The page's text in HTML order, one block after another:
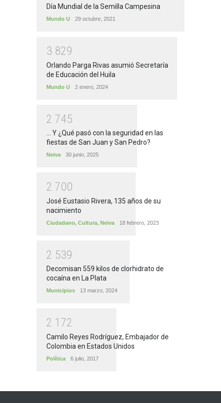
Día Mundial de la Semilla Campesina
Mundo U 29 octubre, 2021
3 829
Orlando Parga Rivas asumió Secretaría
de Educación del Huila
Mundo U 2 enero, 2024
2 745
... Y ¿Qué pasó con la seguridad en las
fiestas de San Juan y San Pedro?
Neiva 30 junio, 2025
2 700
José Eustasio Rivera, 135 años de su
nacimiento
Ciudadano, Cultura, Neiva 18 febrero, 2023
2 539
Decomisan 559 kilos de clorhidrato de
cocaína en La Plata
Municipios 13 marzo, 2024
2 1 72
Camilo Reyes Rodríguez, Embajador de
Colombia en Estados Unidos
Política 6 julio, 2017